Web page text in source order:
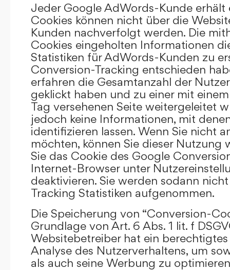
Jeder Google AdWords-Kunde erhält
Cookies können nicht über die
Kunden nachverfolgt werden. Die
Cookies eingeholten Informationen
Statistiken für AdWords-Kunden zu
Conversion-Tracking entschieden
erfahren die Gesamtanzahl der
geklickt haben und zu einer mit
Tag versehenen Seite weitergeleitet
jedoch keine Informationen, mit
identifizieren lassen. Wenn Sie nicht
möchten, können Sie dieser Nutzung
Sie das Cookie des Google
Internet-Browser unter
deaktivieren. Sie werden sodann
Tracking Statistiken aufgenommen.
Die Speicherung von “Conversion-
Grundlage von Art. 6 Abs. 1 lit. f
Websitebetreiber hat ein berechtigtes
Analyse des Nutzerverhaltens, um
als auch seine Werbung zu